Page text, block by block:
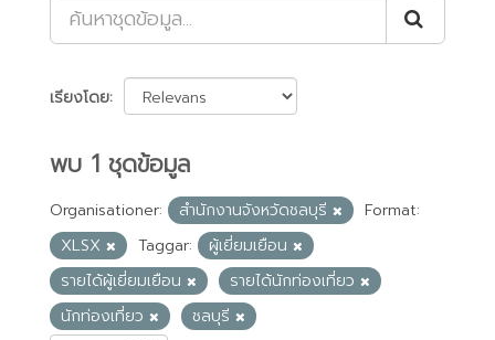
เรียงโดย
พบ 1 ชุดข้อมูล
Organisationer: สำนักงานจังหวัดชลบุรี
Format:
XLSX
Taggar:
ผู้เยี่ยมเยือน
รายได้ผู้เยี่ยมเยือน
รายได้นักท่องเที่ยว
นักท่องเที่ยว
ชลบุรี